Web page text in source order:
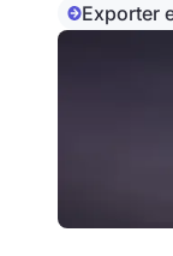
Exporter